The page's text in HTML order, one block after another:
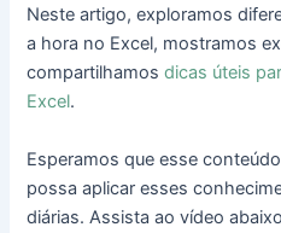
Neste artigo, exploramos
a hora no Excel, mostramos
compartilhamosdicas úteis
Excel.
Esperamos que esse
possa aplicar esses
diárias. Assista ao vídeo